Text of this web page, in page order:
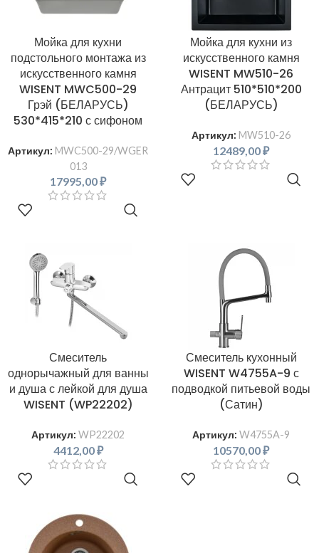
Мойка для кухни
подстольного монтажа из
искусственного камня
WISENT MWC500-29
Грэй (БЕЛАРУСЬ)
530*415*210 с сифоном
Артикул: MWC500-29/WGER
013
17995,00₽
Мойка для кухни из
искусственного камня
WISENT MW510-26
Антрацит 510*510*200
(БЕЛАРУСЬ)
Артикул: MW510-26
12489,00₽
Смеситель
однорычажный для ванны
и душа с лейкой для душа
WISENT (WP22202)
Артикул: WP22202
4412,00₽
Смеситель кухонный
WISENT W4755A-9 с
подводкой питьевой воды
(Сатин)
Артикул: W4755A-9
10570,00₽